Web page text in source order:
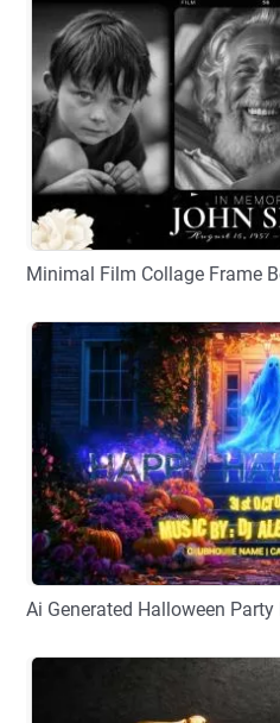
プレビュー
プレビュー
Ai Generated Halloween